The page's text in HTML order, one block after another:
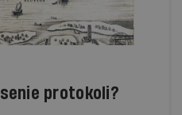
protokoli?